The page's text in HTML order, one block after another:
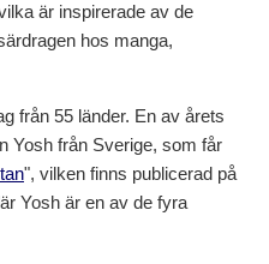
är inspirerade av de
hos manga,
från 55 länder. En av årets
Yosh från Sverige, som får
", vilken finns publicerad på
Yosh är en av de fyra